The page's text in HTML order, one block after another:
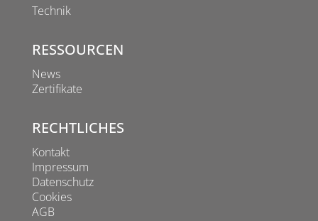
Technik
RESSOURCEN
News
Zertifikate
RECHTLICHES
Kontakt
Impressum
Datenschutz
Cookies
AGB